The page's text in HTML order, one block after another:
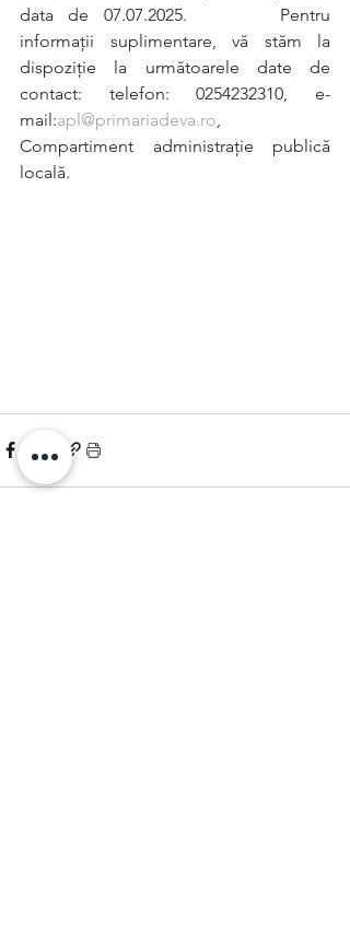
data de 07.07.2025.      Pentru
informaţii suplimentare, vă stăm la
dispoziţie la următoarele date de
contact: telefon: 0254232310, e-
mail:apl@primariadeva.ro,
Compartiment administrație publică
locală.